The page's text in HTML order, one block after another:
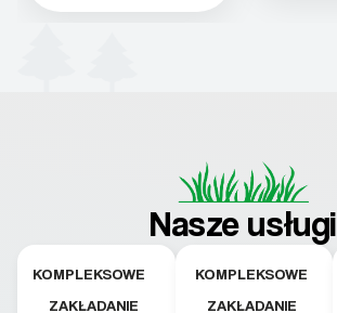
Nasze usługi
KOMPLEKSOWE
ZAKŁADANIE
KOMPLEKSOWE
ZAKŁADANIE